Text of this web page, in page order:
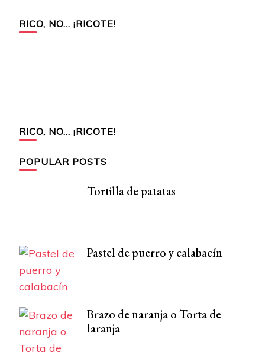
RICO, NO… ¡RICOTE!
RICO, NO… ¡RICOTE!
POPULAR POSTS
Tortilla de patatas
Pastel de puerro y calabacín
Brazo de naranja o Torta de
laranja